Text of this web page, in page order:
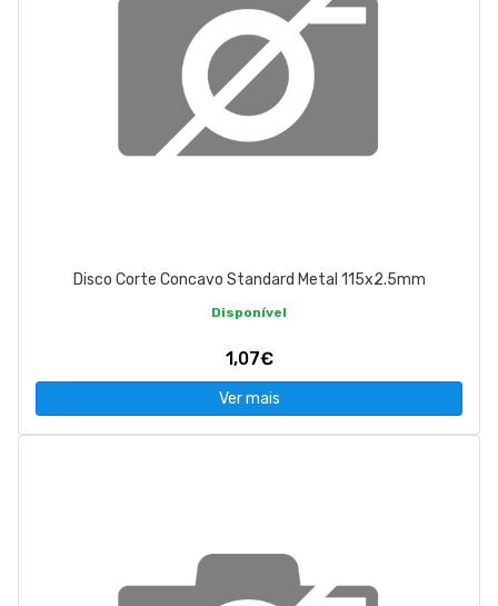
Disco Corte Concavo Standard Metal 115x2.5mm
Disponível
1,07€
Ver mais